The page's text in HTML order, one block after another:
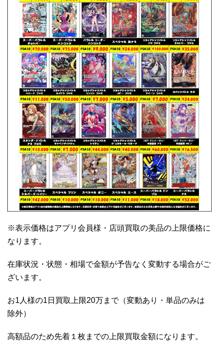
※表示価格はアプリ会員様・店頭買取の美品の上限価格に
なります。
在庫状況・状態・相場で金額が予告なく変動する場合がご
ざいます。
お1人様の1日買取上限20万まで（変動あり・単品のみは
除外）
高額品のため先着１枚までの上限買取金額になります。